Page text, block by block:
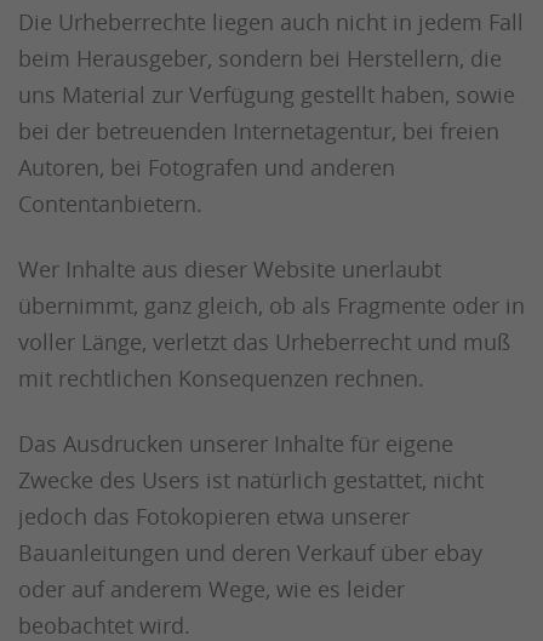
Die Urheberrechte liegen auch nicht in jedem Fall
beim Herausgeber, sondern bei Herstellern, die
uns Material zur Verfügung gestellt haben, sowie
bei der betreuenden Internetagentur, bei freien
Autoren, bei Fotografen und anderen
Contentanbietern.
Wer Inhalte aus dieser Website unerlaubt
übernimmt, ganz gleich, ob als Fragmente oder in
voller Länge, verletzt das Urheberrecht und muß
mit rechtlichen Konsequenzen rechnen.
Das Ausdrucken unserer Inhalte für eigene
Zwecke des Users ist natürlich gestattet, nicht
jedoch das Fotokopieren etwa unserer
Bauanleitungen und deren Verkauf über ebay
oder auf anderem Wege, wie es leider
beobachtet wird.